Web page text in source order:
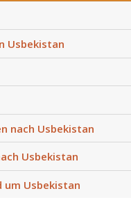
Usbekistan
nach Usbekistan
Usbekistan
um Usbekistan